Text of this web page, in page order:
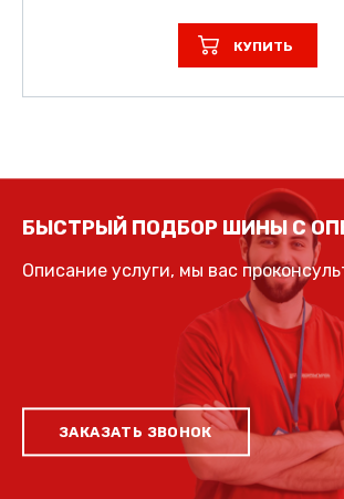
КУПИТЬ
БЫСТРЫЙ ПОДБОР ШИНЫ С
Описание услуги, мы вас
ЗАКАЗАТЬ ЗВОНОК